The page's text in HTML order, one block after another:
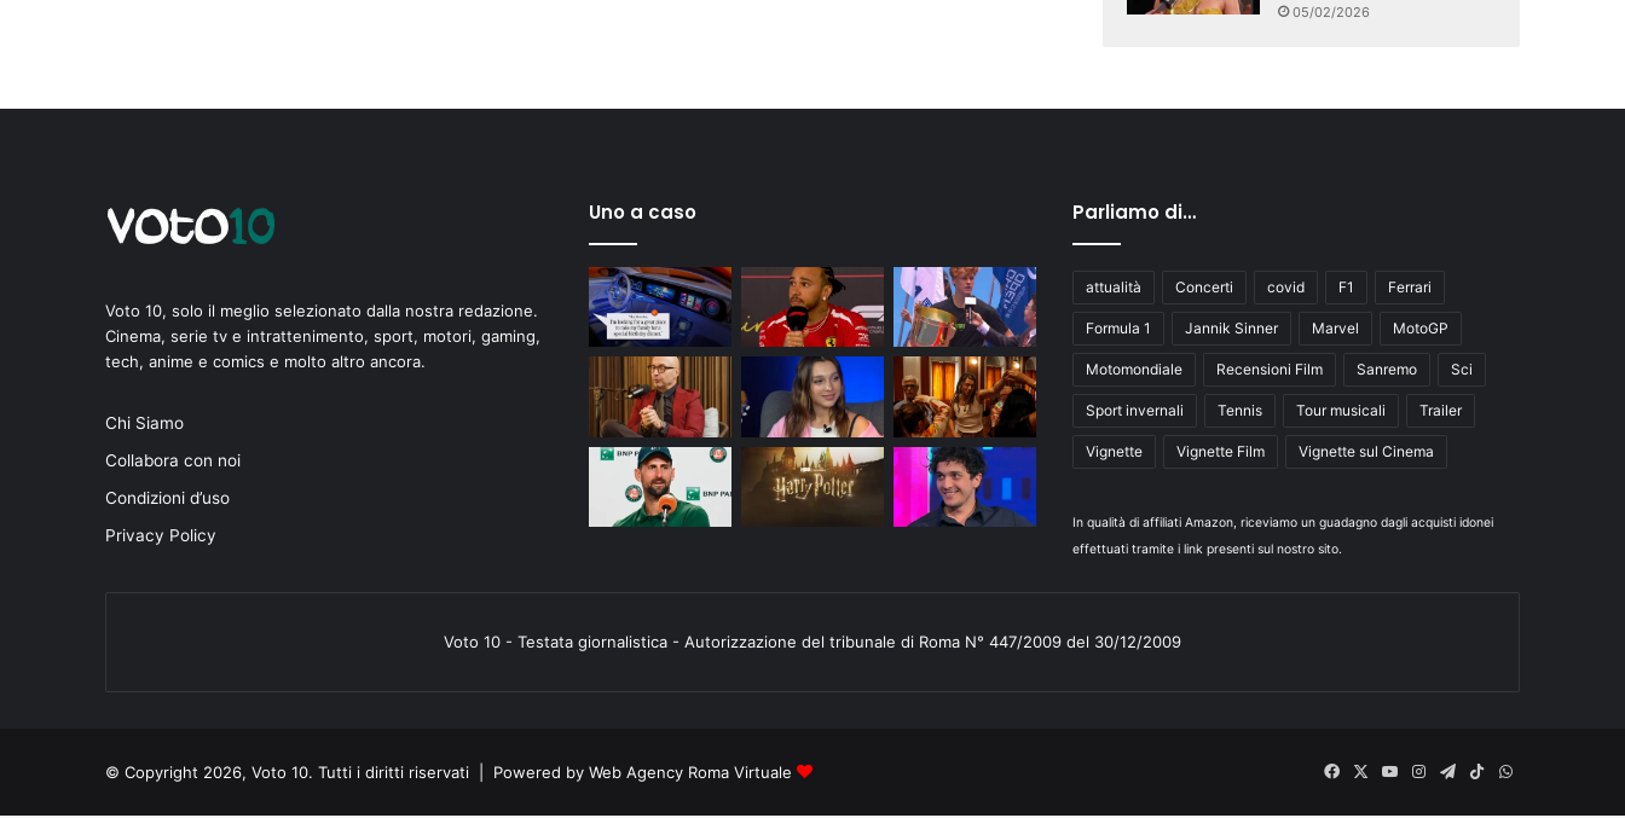
05/02/2026
Voto 10, solo il meglio selezionato dalla nostra redazione.
Cinema, serie tv e intrattenimento, sport, motori, gaming,
tech, anime e comics e molto altro ancora.
Chi Siamo
Collabora con noi
Condizioni d’uso
Privacy Policy
Uno a caso Parliamo di…
attualità Concerti covid F1 Ferrari
Formula 1 Jannik Sinner Marvel MotoGP
Motomondiale Recensioni Film Sanremo Sci
Sport invernali Tennis Tour musicali Trailer
Vignette Vignette Film Vignette sul Cinema
In qualità di affiliati Amazon, riceviamo un guadagno dagli acquisti idonei
effettuati tramite i link presenti sul nostro sito.
Voto 10 - Testata giornalistica - Autorizzazione del tribunale di Roma N° 447/2009 del 30/12/2009
© Copyright 2026, Voto 10. Tutti i diritti riservati | Powered by Web Agency Roma Virtuale Facebook
X
YouInstagram
Telegram
TikTokWhatsApp